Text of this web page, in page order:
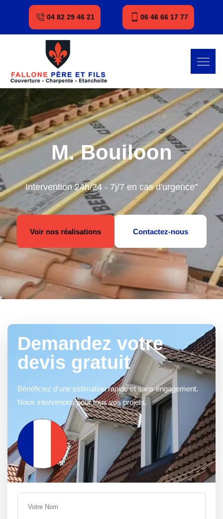
04 82 29 46 21 06 46 66 17 77
M. Bouiloon
Intervention 24h/24 - 7j/7 en cas d'urgence"
Voir nos réalisations Contactez-nous
Demandez votre
devis gratuit
Bénéficiez d'une estimation rapide et sans engagement.
Nous intervenons pour tous vos projets.